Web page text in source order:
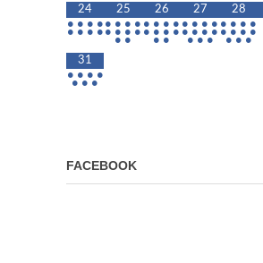
24
• • • •
• • • •
25
• • • •
• • • •
• •
26
• • • •
• • • •
• •
27
• • • •
• • • •
• • •
28
• • • •
• • • •
• • •
31
• • • •
• • •
FACEBOOK